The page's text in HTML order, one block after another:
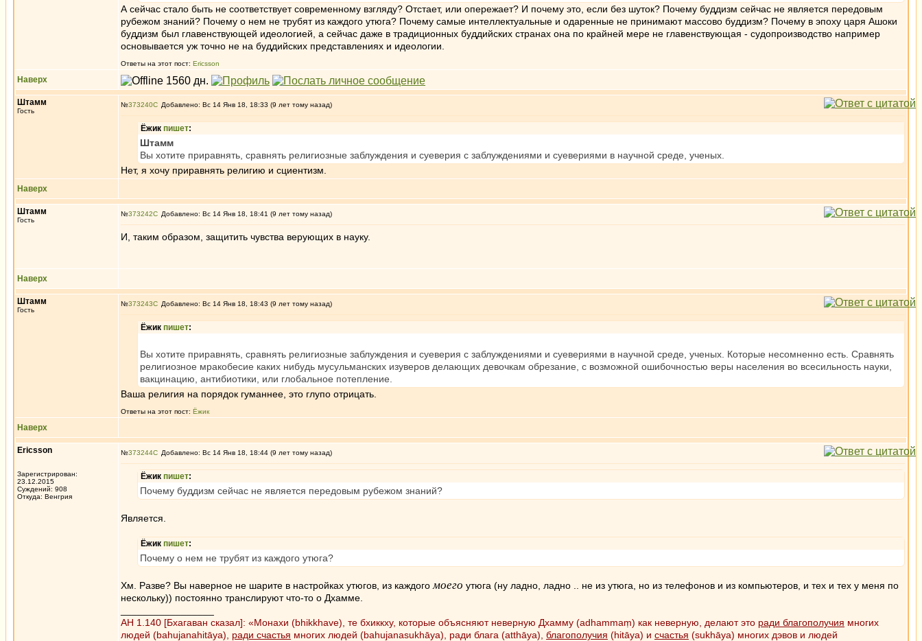
А сейчас стало быть не соответствует современному взгляду? Отстает, или опережает? И почему это, если без шуток? Почему буддизм сейчас не является передовым
рубежом знаний? Почему о нем не трубят из каждого утюга? Почему самые интеллектуальные и одаренные не принимают массово буддизм? Почему в эпоху царя Ашоки
буддизм был главенствующей идеологией, а сейчас даже в традиционных буддийских странах она по крайней мере не главенствующая - судопроизводство например
основывается уж точно не на буддийских представлениях и идеологии.
Ответы на этот пост: Ericsson
Наверх
Штамм
Гость
№373240 Добавлено: Вс 14 Янв 18, 18:33 (9 лет тому назад)
Ёжик пишет:
Штамм
Вы хотите приравнять, сравнять религиозные заблуждения и суеверия с заблуждениями и суевериями в научной среде, ученых.
Нет, я хочу приравнять религию и сциентизм.
Наверх
Штамм
Гость
№373242 Добавлено: Вс 14 Янв 18, 18:41 (9 лет тому назад)
И, таким образом, защитить чувства верующих в науку.
Наверх
Штамм
Гость
№373243 Добавлено: Вс 14 Янв 18, 18:43 (9 лет тому назад)
Ёжик пишет:
Вы хотите приравнять, сравнять религиозные заблуждения и суеверия с заблуждениями и суевериями в научной среде, ученых. Которые несомненно есть. Сравнять
религиозное мракобесие каких нибудь мусульманских изуверов делающих девочкам обрезание, с возможной ошибочностью веры населения во всесильность науки,
вакцинацию, антибиотики, или глобальное потепление.
Ваша религия на порядок гуманнее, это глупо отрицать.
Ответы на этот пост: Ёжик
Наверх
Ericsson
Зарегистрирован:
23.12.2015
Суждений: 908
Откуда: Венгрия
№373244 Добавлено: Вс 14 Янв 18, 18:44 (9 лет тому назад)
Ёжик пишет:
Почему буддизм сейчас не является передовым рубежом знаний?
Является.
Ёжик пишет:
Почему о нем не трубят из каждого утюга?
Хм. Разве? Вы наверное не шарите в настройках утюгов, из каждого моего утюга (ну ладно, ладно .. не из утюга, но из телефонов и из компьютеров, и тех и тех у меня по
нескольку)) постоянно транслируют что-то о Дхамме.
АН 1.140 [Бхагаван сказал]: «Монахи (bhikkhave), те бхиккху, которые объясняют неверную Дхамму (adhammaṃ) как неверную, делают это ради благополучия многих
людей (bahujanahitāya), ради счастья многих людей (bahujanasukhāya), ради блага (atthāya), благополучия (hitāya) и счастья (sukhāya) многих дэвов и людей